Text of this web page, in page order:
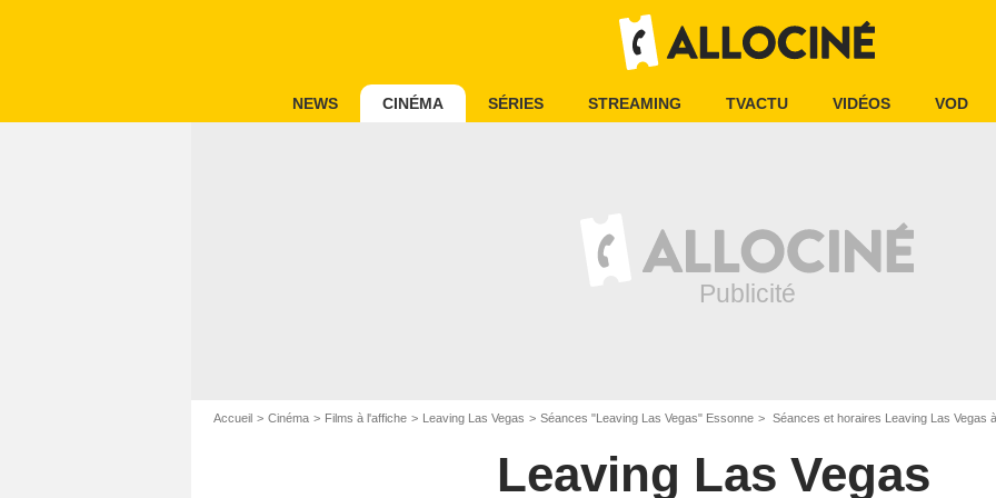
NEWS CINÉMA SÉRIES STREAMING TVACTU VIDÉOS VOD
Accueil Cinéma Films à l'affiche Leaving Las Vegas Séances "Leaving Las Vegas" Essonne Séances et horaires Leaving Las Vegas
Leaving Las Vegas